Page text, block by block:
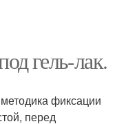
гель-лак.
фиксации
перед